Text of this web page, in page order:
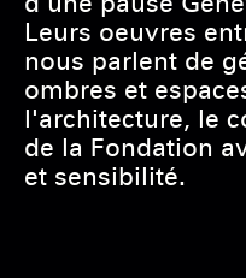
Leurs oeuvres
nous parlent de
ombres et
l'architecture, le
de la Fondation
et sensibilité.